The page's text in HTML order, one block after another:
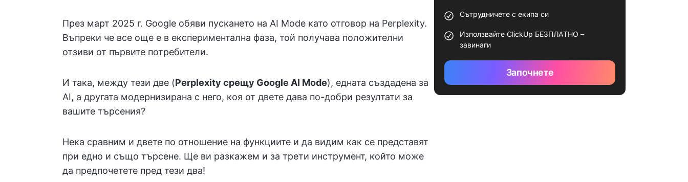
През март 2025 г. Google обяви пускането на AI Mode като отговор на Perplexity.
Въпреки че все още е в експериментална фаза, той получава положителни
отзиви от първите потребители.
И така, между тези две (Perplexity срещу Google AI Mode), едната създадена за
AI, а другата модернизирана с него, коя от двете дава по-добри резултати за
вашите търсения?
Нека сравним и двете по отношение на функциите и да видим как се представят
при едно и също търсене. Ще ви разкажем и за трети инструмент, който може
да предпочетете пред тези два!
Сътрудничете с екипа си
Използвайте ClickUp БЕЗПЛАТНО –
завинаги
Започнете